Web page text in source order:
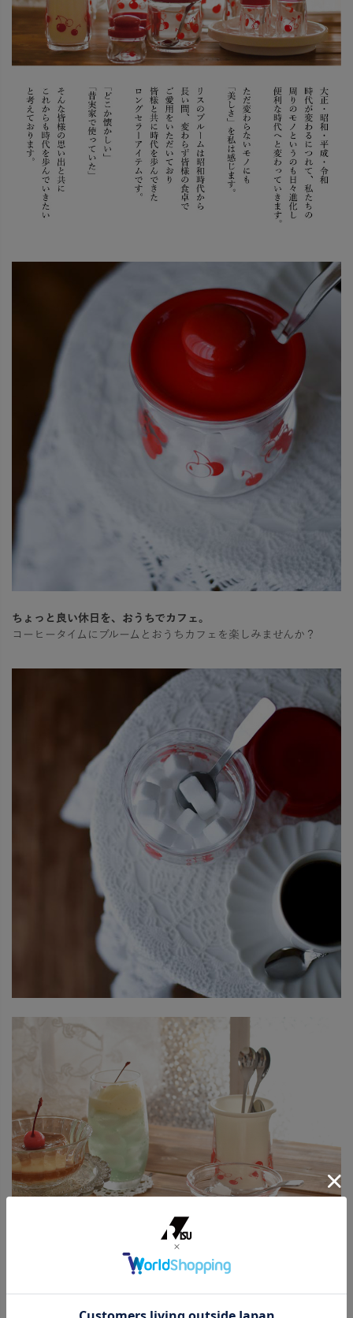
ちょっと良い休日を、おうちでカフェ。
コーヒータイムにブルームとおうちカフェを楽しみませんか？